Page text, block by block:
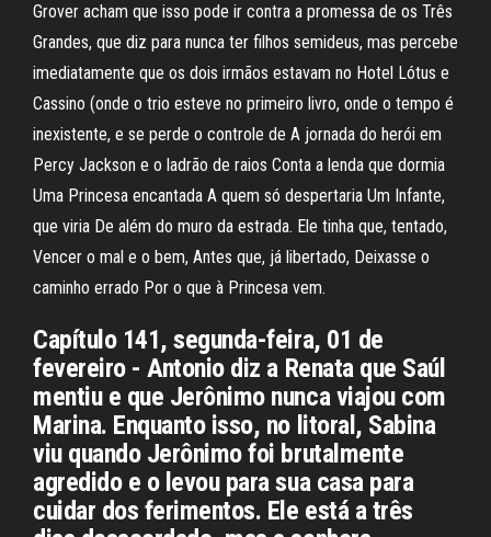
Grover acham que isso pode ir contra a promessa de os Três
Grandes, que diz para nunca ter filhos semideus, mas percebe
imediatamente que os dois irmãos estavam no Hotel Lótus e
Cassino (onde o trio esteve no primeiro livro, onde o tempo é
inexistente, e se perde o controle de A jornada do herói em
Percy Jackson e o ladrão de raios Conta a lenda que dormia
Uma Princesa encantada A quem só despertaria Um Infante,
que viria De além do muro da estrada. Ele tinha que, tentado,
Vencer o mal e o bem, Antes que, já libertado, Deixasse o
caminho errado Por o que à Princesa vem.
Capítulo 141, segunda-feira, 01 de
fevereiro - Antonio diz a Renata que Saúl
mentiu e que Jerônimo nunca viajou com
Marina. Enquanto isso, no litoral, Sabina
viu quando Jerônimo foi brutalmente
agredido e o levou para sua casa para
cuidar dos ferimentos. Ele está a três